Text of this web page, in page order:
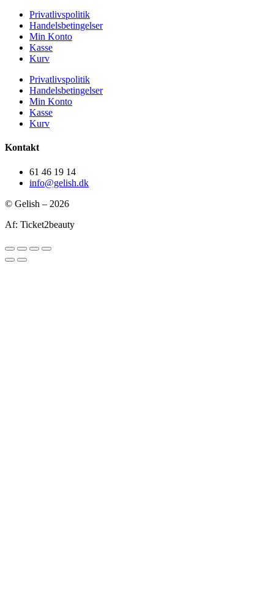
Privatlivspolitik
Handelsbetingelser
Min Konto
Kasse
Kurv
Privatlivspolitik
Handelsbetingelser
Min Konto
Kasse
Kurv
Kontakt
61 46 19 14
info@gelish.dk
© Gelish – 2026
Af: Ticket2beauty